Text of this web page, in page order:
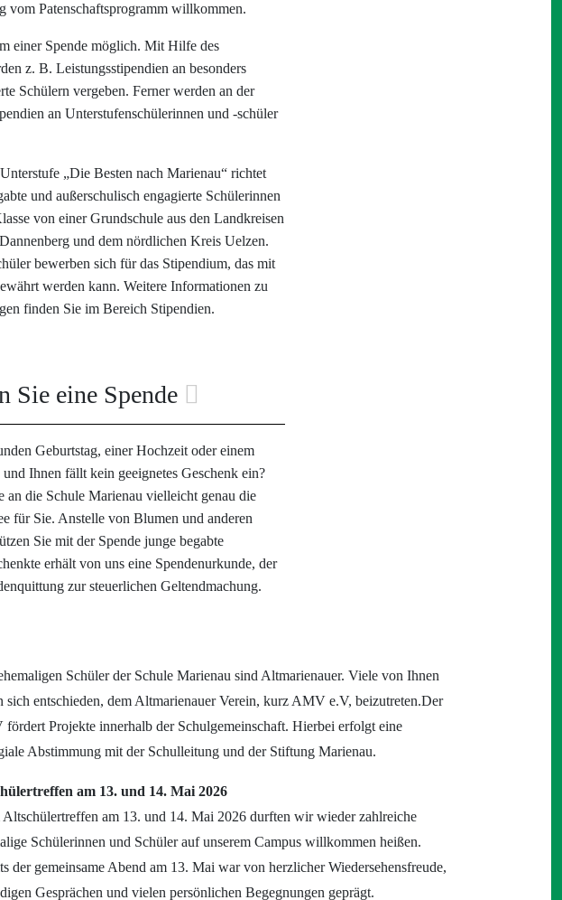
vom Patenschaftsprogramm willkommen.
einer Spende möglich. Mit Hilfe des
z. B. Leistungsstipendien an besonders
Schülern vergeben. Ferner werden an der
an Unterstufenschülerinnen und -schüler
„Die Besten nach Marienau“ richtet
und außerschulisch engagierte Schülerinnen
von einer Grundschule aus den Landkreisen
und dem nördlichen Kreis Uelzen.
bewerben sich für das Stipendium, das mit
werden kann. Weitere Informationen zu
finden Sie im Bereich Stipendien.
Sie eine Spende
Geburtstag, einer Hochzeit oder einem
Ihnen fällt kein geeignetes Geschenk ein?
an die Schule Marienau vielleicht genau die
für Sie. Anstelle von Blumen und anderen
Sie mit der Spende junge begabte
erhält von uns eine Spendenurkunde, der
zur steuerlichen Geltendmachung.
Schüler der Schule Marienau sind Altmarienauer. Viele von Ihnen
sich entschieden, dem Altmarienauer Verein, kurz AMV e.V, beizutreten.Der
Projekte innerhalb der Schulgemeinschaft. Hierbei erfolgt eine
Abstimmung mit der Schulleitung und der Stiftung Marienau.
am 13. und 14. Mai 2026
am 13. und 14. Mai 2026 durften wir wieder zahlreiche
Schülerinnen und Schüler auf unserem Campus willkommen heißen.
der gemeinsame Abend am 13. Mai war von herzlicher Wiedersehensfreude,
Gesprächen und vielen persönlichen Begegnungen geprägt.